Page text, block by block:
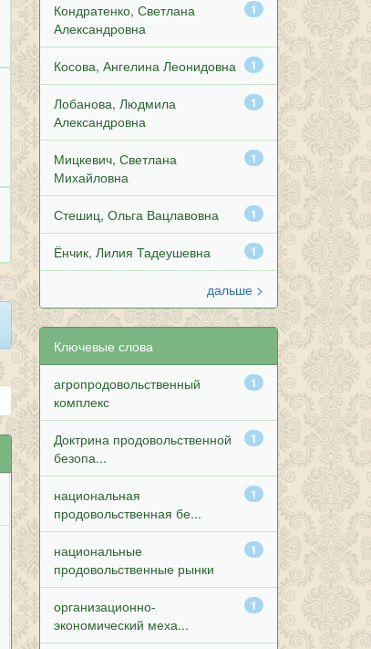
1
Кондратенко, Светлана
Александровна
1
Косова, Ангелина Леонидовна
1
Лобанова, Людмила
Александровна
1
Мицкевич, Светлана
Михайловна
1
Стешиц, Ольга Вацлавовна
1
Ёнчик, Лилия Тадеушевна
дальше >
Ключевые слова
1
агропродовольственный
комплекс
1
Доктрина продовольственной
безопа...
1
национальная
продовольственная бе...
1
национальные
продовольственные рынки
1
организационно-
экономический меха...